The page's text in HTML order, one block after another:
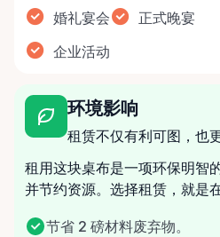
婚礼宴会
正式晚宴
企业活动
环境影响
租赁不仅有利可图，也
租用这块桌布是一项环保明智
并节约资源。选择租赁，就是
节省 2 磅材料废弃物。